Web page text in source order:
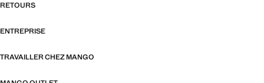
RETOURS
ENTREPRISE
TRAVAILLER CHEZ MANGO